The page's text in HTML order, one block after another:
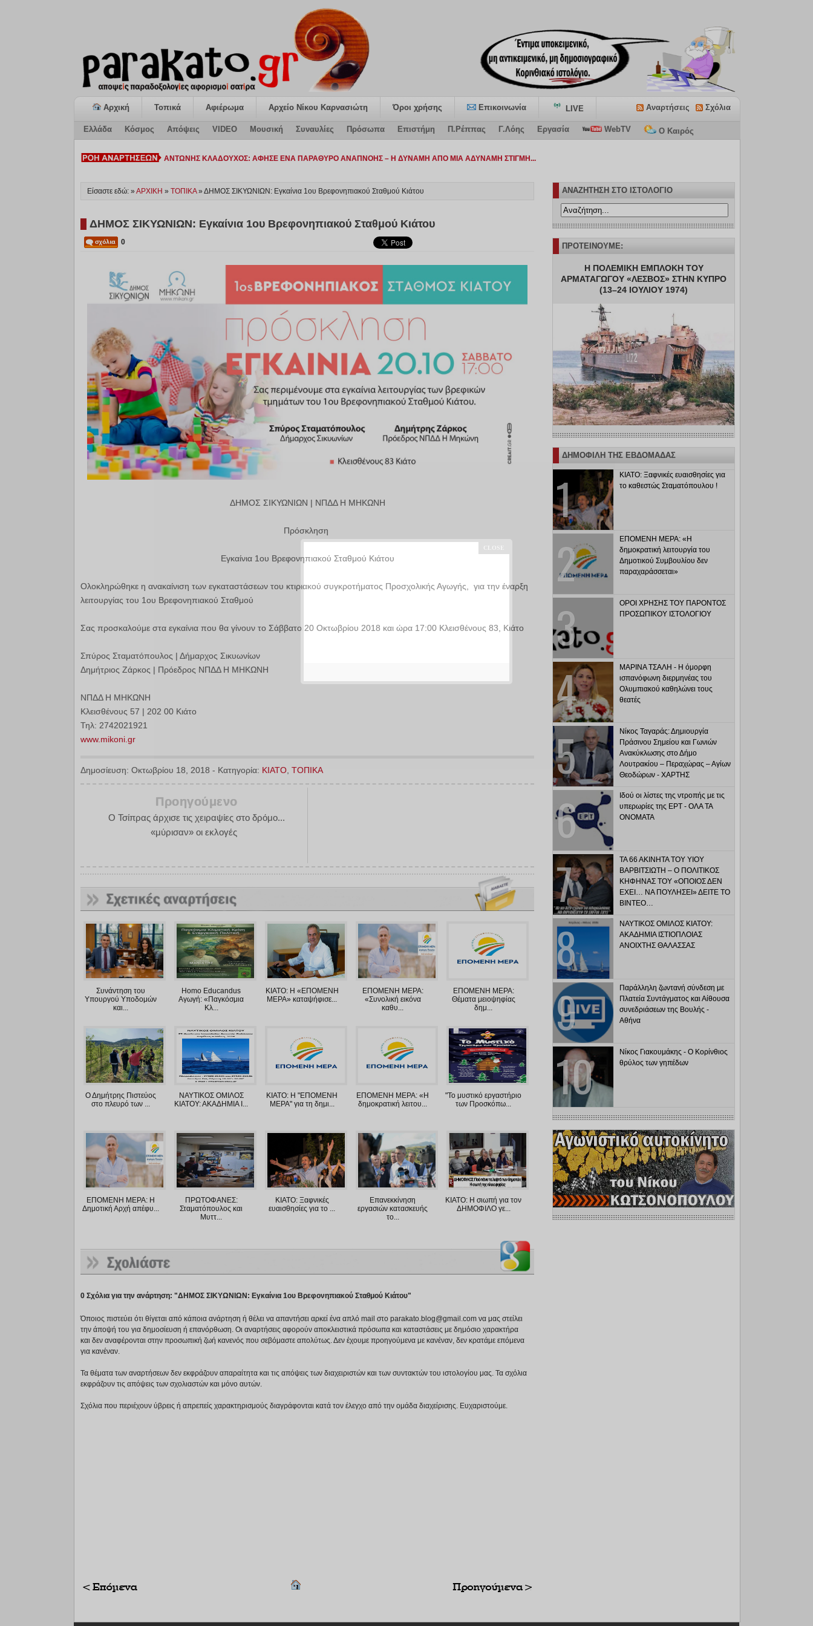
Αρχική Τοπικά Αφιέρωμα Αρχείο Νίκου Καρνασιώτη Όροι χρήσης Επικοινωνία LIVE Αναρτήσεις Σχόλια
Ελλάδα Κόσμος Απόψεις VIDEO Μουσική Συναυλίες Πρόσωπα Επιστήμη Π.Ρέππας Γ.Λόης Εργασία WebTV Ο Καιρός
ΚΙΑΤΟ: Η «ΕΠΟΜΕΝ_
Είσαστε εδώ: »ΑΡΧΙΚΗ » ΤΟΠΙΚΑ»ΔΗΜΟΣ ΣΙΚΥΩΝΙΩΝ: Εγκαίνια 1ου Βρεφονηπιακού Σταθμού Κιάτου
ΔΗΜΟΣ ΣΙΚΥΩΝΙΩΝ: Εγκαίνια 1ου Βρεφονηπιακού Σταθμού Κιάτου
0
ΔΗΜΟΣ ΣΙΚΥΩΝΙΩΝ | ΝΠΔΔ Η ΜΗΚΩΝΗ
Πρόσκληση
Εγκαίνια 1ου Βρεφονηπιακού Σταθμού Κιάτου
Ολοκληρώθηκε η ανακαίνιση των εγκαταστάσεων του κτιριακού συγκροτήματος Προσχολικής Αγωγής, για την έναρξη
λειτουργίας του 1ου Βρεφονηπιακού Σταθμού
Σας προσκαλούμε στα εγκαίνια που θα γίνουν το Σάββατο 20 Οκτωβρίου 2018 και ώρα 17:00 Κλεισθένους 83, Κιάτο
Σπύρος Σταματόπουλος | Δήμαρχος Σικυωνίων
Δημήτριος Ζάρκος | Πρόεδρος ΝΠΔΔ Η ΜΗΚΩΝΗ
ΝΠΔΔ Η ΜΗΚΩΝΗ
Κλεισθένους 57 | 202 00 Κιάτο
Τηλ: 2742021921
www.mikoni.gr
Δημοσίευση: Οκτωβρίου 18, 2018 - Κατηγορία: ΚΙΑΤΟ ΤΟΠΙΚΑ
Προηγούμενο
Ο Τσίπρας άρχισε τις χειραψίες στο δρόμο...
«μύρισαν» οι εκλογές
Συνάντηση του
Υπουργού Υποδομών
και...
Homo Educandus
Αγωγή: «Παγκόσμια
Κλ...
ΚΙΑΤΟ: Η «ΕΠΟΜΕΝΗ
ΜΕΡΑ» καταψήφισε...
ΕΠΟΜΕΝΗ ΜΕΡΑ:
«Συνολική εικόνα
καθυ...
ΕΠΟΜΕΝΗ ΜΕΡΑ:
Θέματα μειοψηφίας
δημ...
Ο Δημήτρης Πιστεύος
στο πλευρό των ...
ΝΑΥΤΙΚΟΣ ΟΜΙΛΟΣ
ΚΙΑΤΟΥ: ΑΚΑΔΗΜΙΑ Ι...
ΚΙΑΤΟ: Η "ΕΠΟΜΕΝΗ
ΜΕΡΑ" για τη δημι...
ΕΠΟΜΕΝΗ ΜΕΡΑ: «Η
δημοκρατική λειτου...
"Το μυστικό εργαστήριο
των Προσκόπω...
ΕΠΟΜΕΝΗ ΜΕΡΑ: Η
Δημοτική Αρχή απέφυ...
ΠΡΩΤΟΦΑΝΕΣ:
Σταματόπουλος και
Μυττ...
ΚΙΑΤΟ: Ξαφνικές
ευαισθησίες για το ...
Επανεκκίνηση
εργασιών κατασκευής
το...
ΚΙΑΤΟ: Η σιωπή για τον
ΔΗΜΟΦΙΛΟ γε...
0 Σχόλια για την ανάρτηση: "ΔΗΜΟΣ ΣΙΚΥΩΝΙΩΝ: Εγκαίνια 1ου Βρεφονηπιακού Σταθμού Κιάτου"
Όποιος πιστεύει ότι θίγεται από κάποια ανάρτηση ή θέλει να απαντήσει αρκεί ένα απλό mail στο parakato.blog@gmail.com να μας στείλει
την άποψή του για δημοσίευση ή επανόρθωση. Οι αναρτήσεις αφορούν αποκλειστικά πρόσωπα και καταστάσεις με δημόσιο χαρακτήρα
και δεν αναφέρονται στην προσωπική ζωή κανενός που σεβόμαστε απολύτως. Δεν έχουμε προηγούμενα με κανέναν, δεν κρατάμε επόμενα
για κανέναν.
Τα θέματα των αναρτήσεων δεν εκφράζουν απαραίτητα και τις απόψεις των διαχειριστών και των συντακτών του ιστολογίου μας. Τα σχόλια
εκφράζουν τις απόψεις των σχολιαστών και μόνο αυτών.
Σχόλια που περιέχουν ύβρεις ή απρεπείς χαρακτηρισμούς διαγράφονται κατά τον έλεγχο από την ομάδα διαχείρισης. Ευχαριστούμε.
ΑΝΑΖΗΤΗΣΗ ΣΤΟ ΙΣΤΟΛΟΓΙΟ
ΠΡΟΤΕΙΝΟΥΜΕ:
Η ΠΟΛΕΜΙΚΗ ΕΜΠΛΟΚΗ ΤΟΥ
ΑΡΜΑΤΑΓΩΓΟΥ «ΛΕΣΒΟΣ» ΣΤΗΝ ΚΥΠΡΟ
(13–24 ΙΟΥΛΙΟΥ 1974)
ΔΗΜΟΦΙΛΗ ΤΗΣ ΕΒΔΟΜΑΔΑΣ
ΚΙΑΤΟ: Ξαφνικές ευαισθησίες για
το καθεστώς Σταματόπουλου !
ΕΠΟΜΕΝΗ ΜΕΡΑ: «Η
δημοκρατική λειτουργία του
Δημοτικού Συμβουλίου δεν
παραχαράσσεται»
ΟΡΟΙ ΧΡΗΣΗΣ ΤΟΥ ΠΑΡΟΝΤΟΣ
ΠΡΟΣΩΠΙΚΟΥ ΙΣΤΟΛΟΓΙΟΥ
ΜΑΡΙΝΑ ΤΣΑΛΗ - Η όμορφη
ισπανόφωνη διερμηνέας του
Ολυμπιακού καθηλώνει τους
θεατές
Νίκος Ταγαράς: Δημιουργία
Πράσινου Σημείου και Γωνιών
Ανακύκλωσης στο Δήμο
Λουτρακίου – Περαχώρας – Αγίων
Θεοδώρων - ΧΑΡΤΗΣ
Ιδού οι λίστες της ντροπής με τις
υπερωρίες της ΕΡΤ - ΟΛΑ ΤΑ
ΟΝΟΜΑΤΑ
ΤΑ 66 ΑΚΙΝΗΤΑ ΤΟΥ ΥΙΟΥ
ΒΑΡΒΙΤΣΙΩΤΗ – Ο ΠΟΛΙΤΙΚΟΣ
ΚΗΦΗΝΑΣ ΤΟΥ «ΟΠΟΙΟΣ ΔΕΝ
ΕΧΕΙ… ΝΑ ΠΟΥΛΗΣΕΙ» ΔΕΙΤΕ ΤΟ
ΒΙΝΤΕΟ…
ΝΑΥΤΙΚΟΣ ΟΜΙΛΟΣ ΚΙΑΤΟΥ:
ΑΚΑΔΗΜΙΑ ΙΣΤΙΟΠΛΟΙΑΣ
ΑΝΟΙΧΤΗΣ ΘΑΛΑΣΣΑΣ
Παράλληλη ζωντανή σύνδεση με
Πλατεία Συντάγματος και Αίθουσα
συνεδριάσεων της Βουλής -
Αθήνα
Νίκος Γιακουμάκης - Ο Κορίνθιος
θρύλος των γηπέδων